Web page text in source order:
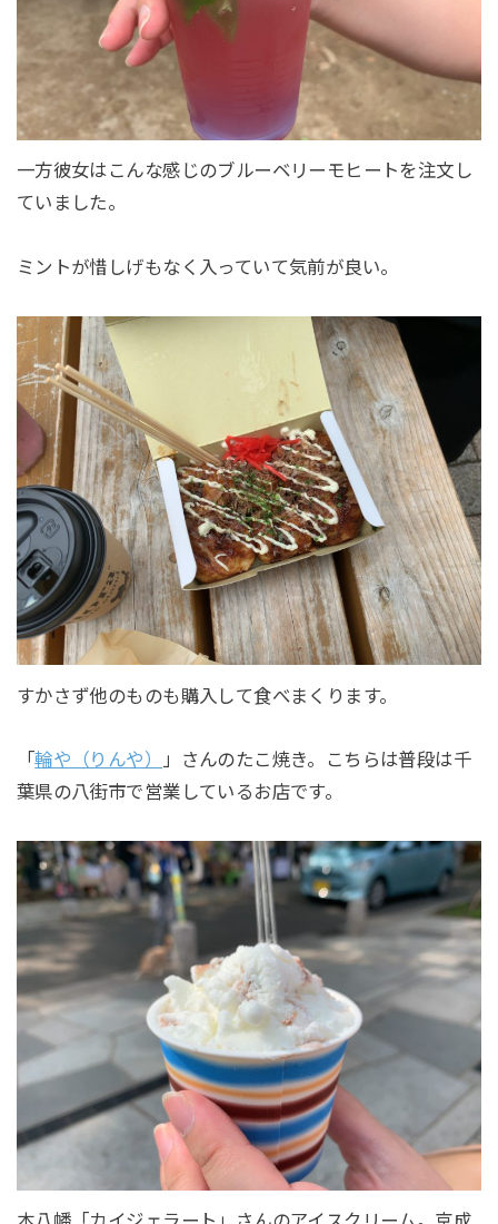
一方彼女はこんな感じのブルーベリーモヒートを注文し
ていました。
ミントが惜しげもなく入っていて気前が良い。
すかさず他のものも購入して食べまくります。
「輪や（りんや）
」さんのたこ焼き。こちらは普段は千
葉県の八街市で営業しているお店です。